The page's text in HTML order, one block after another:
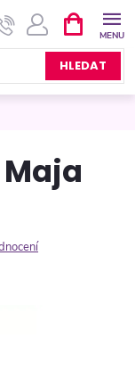
HLEDAT
NÁKUPNÍ
KOŠÍK